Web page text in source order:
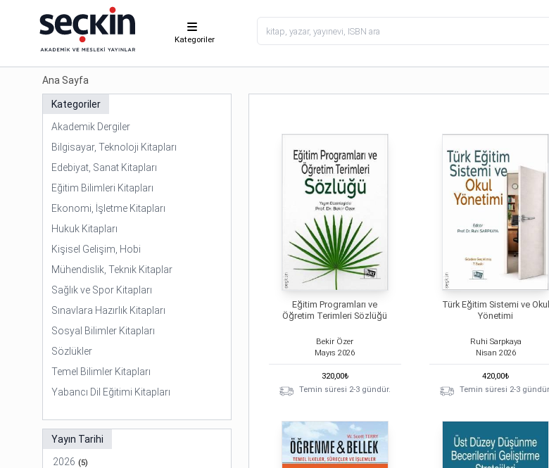
Kategoriler
Ana Sayfa
Kategoriler
Akademik Dergiler
Bilgisayar, Teknoloji Kitapları
Edebiyat, Sanat Kitapları
Eğitim Bilimleri Kitapları
Ekonomi, İşletme Kitapları
Hukuk Kitapları
Kişisel Gelişim, Hobi
Mühendislik, Teknik Kitaplar
Sağlık ve Spor Kitapları
Sınavlara Hazırlık Kitapları
Sosyal Bilimler Kitapları
Sözlükler
Temel Bilimler Kitapları
Yabancı Dil Eğitimi Kitapları
Yayın Tarihi
2026 (5)
Eğitim Programları ve
Öğretim Terimleri Sözlüğü
Bekir Özer
Mayıs 2026
320,00₺
Temin süresi 2-3 gündür.
Türk Eğitim Sistemi ve Okul
Yönetimi
Ruhi Sarpkaya
Nisan 2026
420,00₺
Temin süresi 2-3